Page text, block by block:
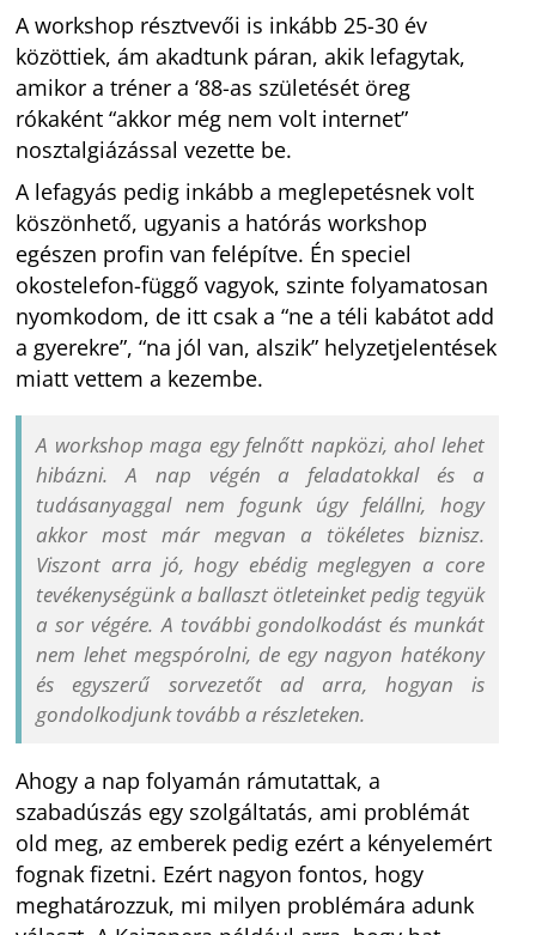
A workshop résztvevői is inkább 25-30 év
közöttiek, ám akadtunk páran, akik lefagytak,
amikor a tréner a ‘88-as születését öreg
rókaként “akkor még nem volt internet”
nosztalgiázással vezette be.
A lefagyás pedig inkább a meglepetésnek volt
köszönhető, ugyanis a hatórás workshop
egészen profin van felépítve. Én speciel
okostelefon-függő vagyok, szinte folyamatosan
nyomkodom, de itt csak a “ne a téli kabátot add
a gyerekre”, “na jól van, alszik” helyzetjelentések
miatt vettem a kezembe.
A workshop maga egy felnőtt napközi, ahol lehet
hibázni. A nap végén a feladatokkal és a
tudásanyaggal nem fogunk úgy felállni, hogy
akkor most már megvan a tökéletes biznisz.
Viszont arra jó, hogy ebédig meglegyen a core
tevékenységünk a ballaszt ötleteinket pedig tegyük
a sor végére. A további gondolkodást és munkát
nem lehet megspórolni, de egy nagyon hatékony
és egyszerű sorvezetőt ad arra, hogyan is
gondolkodjunk tovább a részleteken.
Ahogy a nap folyamán rámutattak, a
szabadúszás egy szolgáltatás, ami problémát
old meg, az emberek pedig ezért a kényelemért
fognak fizetni. Ezért nagyon fontos, hogy
meghatározzuk, mi milyen problémára adunk